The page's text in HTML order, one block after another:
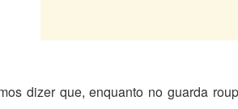
dizer que, enquanto no guarda